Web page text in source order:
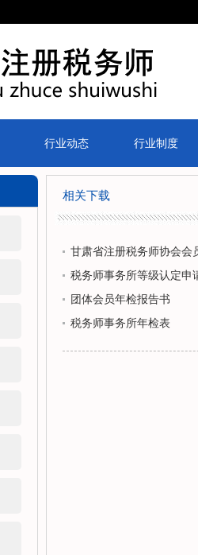
行业动态 行业制度
相关下载
甘肃省注册税务师协会会
税务师事务所等级认定申
团体会员年检报告书
税务师事务所年检表